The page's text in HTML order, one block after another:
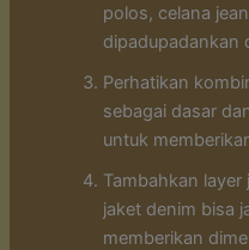
polos, celana
dipadupadankan
Perhatikan
sebagai dasar
untuk
Tambahkan
jaket denim bisa
memberikan